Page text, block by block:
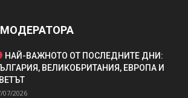
НАЙ-ВАЖНОТО ОТ ПОСЛЕДНИТЕ ДНИ:
ВЕЛИКОБРИТАНИЯ, ЕВРОПА И
07/2026